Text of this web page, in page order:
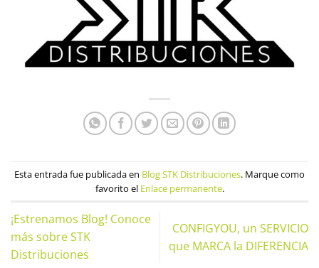
Esta entrada fue publicada en Blog STK Distribuciones. Marque como
favorito el Enlace permanente.
¡Estrenamos Blog! Conoce
más sobre STK
Distribuciones
CONFIGYOU, un SERVICIO
que MARCA la DIFERENCIA